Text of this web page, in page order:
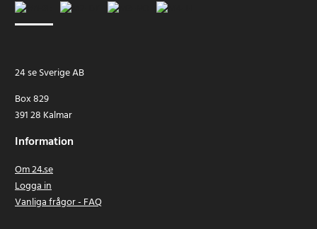
24 se Sverige AB
Box 829
391 28 Kalmar
Information
Om 24.se
Logga in
Vanliga frågor - FAQ